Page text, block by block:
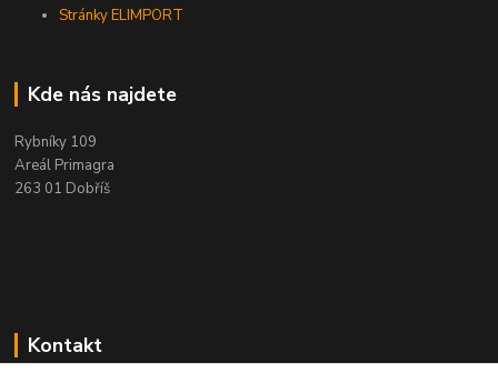
Stránky ELIMPORT
Kde nás najdete
Rybníky 109
Areál Primagra
263 01 Dobříš
Kontakt